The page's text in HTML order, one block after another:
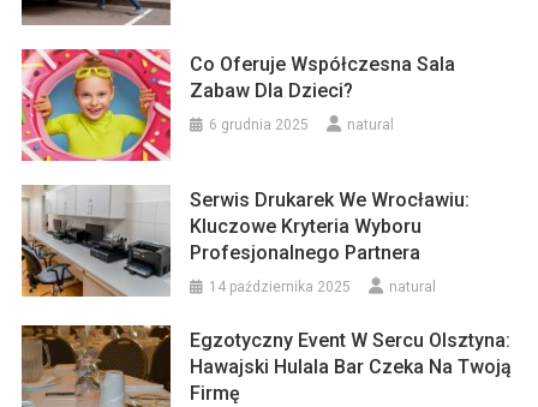
Co Oferuje Współczesna Sala
Zabaw Dla Dzieci?
6 grudnia 2025 natural
Serwis Drukarek We Wrocławiu:
Kluczowe Kryteria Wyboru
Profesjonalnego Partnera
14 października 2025 natural
Egzotyczny Event W Sercu Olsztyna:
Hawajski Hulala Bar Czeka Na Twoją
Firmę